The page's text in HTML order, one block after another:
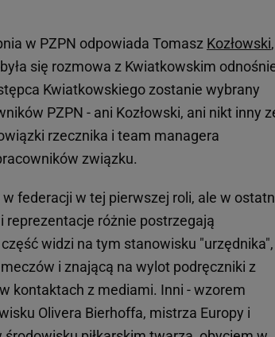
w PZPN odpowiada Tomasz Kozłowski,
się rozmowa z Kwiatkowskim
Kwiatkowskiego zostanie wybrany
PZPN - ani Kozłowski, ani nikt inny
rzecznika i team managera
związku.
federacji w tej pierwszej roli, ale w
reprezentacje różnie postrzegają
widzi na tym stanowisku "urzędnika",
i znającą na wylot podręczniki z
kontaktach z mediami. Inni - wzorem
Olivera Bierhoffa, mistrza Europy i